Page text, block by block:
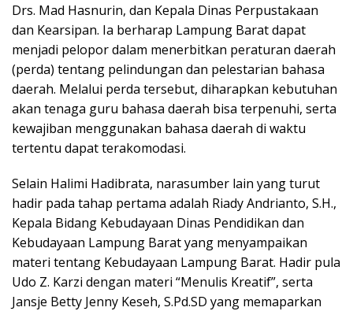
Drs. Mad Hasnurin, dan Kepala Dinas Perpustakaan
dan Kearsipan. Ia berharap Lampung Barat dapat
menjadi pelopor dalam menerbitkan peraturan daerah
(perda) tentang pelindungan dan pelestarian bahasa
daerah. Melalui perda tersebut, diharapkan kebutuhan
akan tenaga guru bahasa daerah bisa terpenuhi, serta
kewajiban menggunakan bahasa daerah di waktu
tertentu dapat terakomodasi.
Selain Halimi Hadibrata, narasumber lain yang turut
hadir pada tahap pertama adalah Riady Andrianto, S.H.,
Kepala Bidang Kebudayaan Dinas Pendidikan dan
Kebudayaan Lampung Barat yang menyampaikan
materi tentang Kebudayaan Lampung Barat. Hadir pula
Udo Z. Karzi dengan materi “Menulis Kreatif”, serta
Jansje Betty Jenny Keseh, S.Pd.SD yang memaparkan